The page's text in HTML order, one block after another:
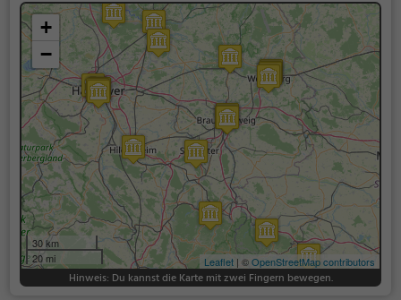
+
−
30 km
20 mi
Leaflet | ©OpenStreetMap contributors
Hinweis: Du kannst die Karte mit zwei Fingern bewegen.